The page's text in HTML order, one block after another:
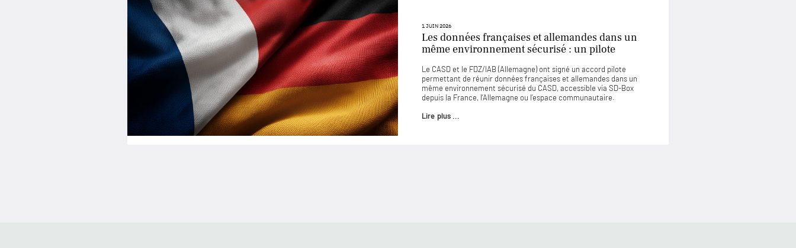
1 JUIN 2026
Les données françaises et allemandes dans un
même environnement sécurisé : un pilote
Le CASD et le FDZ/IAB (Allemagne) ont signé un accord pilote
permettant de réunir données françaises et allemandes dans un
même environnement sécurisé du CASD, accessible via SD-Box
depuis la France, l’Allemagne ou l’espace communautaire.
Lire plus ...